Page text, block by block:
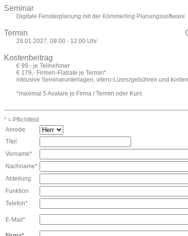
Seminar
Digitale Fensterplanung mit der Kömmerling Planungssoftware
Termin
28.01.2027, 09:00 - 12:00 Uhr
Kostenbeitrag
€ 99,- je Teilnehmer
€ 179,- Firmen-Flatrate je Termin*
inklusive Seminarunterlagen, vitero-Lizenzgebühren und
*maximal 5 Avatare je Firma / Termin oder Kurs
* = Pflichtfeld
Anrede
Titel
Vorname*
Nachname*
Abteilung
Funktion
Telefon*
E-Mail*